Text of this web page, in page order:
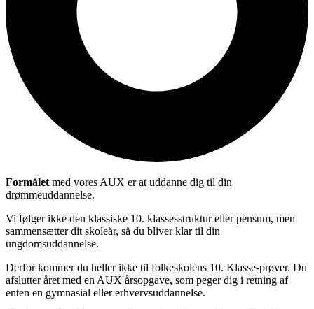
Formålet med vores AUX er at uddanne dig til din
drømmeuddannelse.
Vi følger ikke den klassiske 10. klassesstruktur eller pensum, men
sammensætter dit skoleår, så du bliver klar til din
ungdomsuddannelse.
Derfor kommer du heller ikke til folkeskolens 10. Klasse-prøver. Du
afslutter året med en AUX årsopgave, som peger dig i retning af
enten en gymnasial eller erhvervsuddannelse.